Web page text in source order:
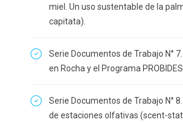
miel. Un uso sustentable de la
capitata).
Serie Documentos de Trabajo N°
en Rocha y el Programa PROBIDES.
Serie Documentos de Trabajo N°
de estaciones olfativas (scent-